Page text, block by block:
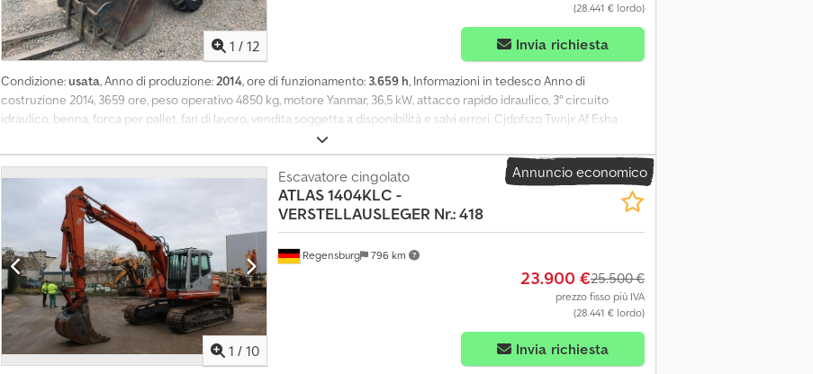
1 / 12
(28.441 € lordo)
Invia richiesta
Condizione:usata, Anno di produzione:2014, ore di funzionamento: 3.659 h, Informazioni in tedesco Anno di
costruzione 2014, 3659 ore, peso operativo 4850 kg, motore Yanmar, 36,5 kW, attacco rapido idraulico, 3° circuito
idraulico, benna, forca per pallet, fari di lavoro, vendita soggetta a disponibilità e salvi errori. Cjdpfszq Twnjx Af Esha
Ulteriori informazioni Tipo di carburante: diesel Potenza: 37 kW (50 CV) Marca del motore: Yanmar Marchio CE: sì
Numero di proprietari: 1 Condizioni generali: buone Condizioni tecniche: buone Condizioni estetiche: buone Per
ulteriori informazioni, contattare Philip Müller, , p-). ---Informazioni in inglese Informazioni tecniche Potenza: 37 kW (50
CV) Tipo di carburante: diesel Marca del motore: Yanmar Funzionalità Marchio CE: sì Cronologia Numero di proprietari:
1 Condizioni Condizioni generali: buone Condizioni tecniche: buone Aspetto visivo: buono Altre informazioni Valuta per
il noleggio: EUR Informazioni aggiuntive Per ulteriori informazioni, contattare Philip Müller, , p-).
Annuncio economico
1 / 10
Regensburg 796 km
Escavatore cingolato
ATLAS1404KLC -
VERSTELLAUSLEGER Nr.: 418
23.900 €25.500 €
prezzo fisso più IVA
(28.441 € lordo)
Invia richiesta